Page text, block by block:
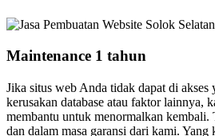
Maintenance 1 tahun
Jika situs web Anda tidak dapat di akses
kerusakan database atau faktor lainnya,
membantu untuk menormalkan kembali.
dan dalam masa garansi dari kami. Yang